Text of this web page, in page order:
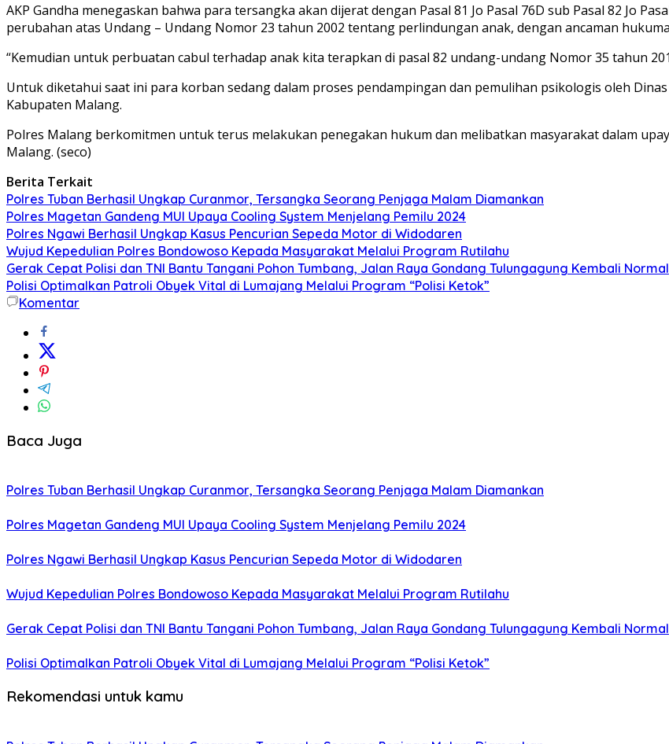
AKP Gandha menegaskan bahwa para tersangka akan dijerat dengan Pasal 81 Jo Pasal 76D sub Pasal 82 Jo
perubahan atas Undang – Undang Nomor 23 tahun 2002 tentang perlindungan anak, dengan ancaman
“Kemudian untuk perbuatan cabul terhadap anak kita terapkan di pasal 82 undang-undang Nomor 35 tahun
Untuk diketahui saat ini para korban sedang dalam proses pendampingan dan pemulihan psikologis oleh
Kabupaten Malang.
Polres Malang berkomitmen untuk terus melakukan penegakan hukum dan melibatkan masyarakat dalam
Malang. (seco)
Berita Terkait
Polres Tuban Berhasil Ungkap Curanmor, Tersangka Seorang Penjaga Malam Diamankan
Polres Magetan Gandeng MUI Upaya Cooling System Menjelang Pemilu 2024
Polres Ngawi Berhasil Ungkap Kasus Pencurian Sepeda Motor di Widodaren
Wujud Kepedulian Polres Bondowoso Kepada Masyarakat Melalui Program Rutilahu
Gerak Cepat Polisi dan TNI Bantu Tangani Pohon Tumbang, Jalan Raya Gondang Tulungagung Kembali Normal
Polisi Optimalkan Patroli Obyek Vital di Lumajang Melalui Program “Polisi Ketok”
Komentar
Baca Juga
Polres Tuban Berhasil Ungkap Curanmor, Tersangka Seorang Penjaga Malam Diamankan
Polres Magetan Gandeng MUI Upaya Cooling System Menjelang Pemilu 2024
Polres Ngawi Berhasil Ungkap Kasus Pencurian Sepeda Motor di Widodaren
Wujud Kepedulian Polres Bondowoso Kepada Masyarakat Melalui Program Rutilahu
Gerak Cepat Polisi dan TNI Bantu Tangani Pohon Tumbang, Jalan Raya Gondang Tulungagung Kembali Normal
Polisi Optimalkan Patroli Obyek Vital di Lumajang Melalui Program “Polisi Ketok”
Rekomendasi untuk kamu